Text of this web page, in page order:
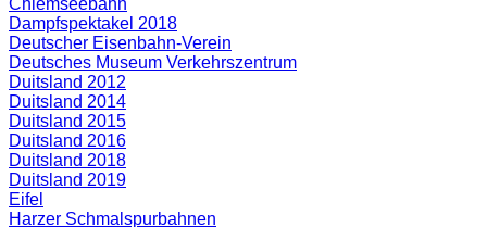
Chiemseebahn
Dampfspektakel 2018
Deutscher Eisenbahn-Verein
Deutsches Museum Verkehrszentrum
Duitsland 2012
Duitsland 2014
Duitsland 2015
Duitsland 2016
Duitsland 2018
Duitsland 2019
Eifel
Harzer Schmalspurbahnen